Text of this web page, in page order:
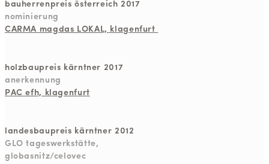
bauherrenpreis österreich 2017
nominierung
CARMA magdas LOKAL, klagenfurt
holzbaupreis kärntner 2017
anerkennung
PAC efh, klagenfurt
landesbaupreis kärntner 2012
GLO tageswerkstätte,
globasnitz/celovec